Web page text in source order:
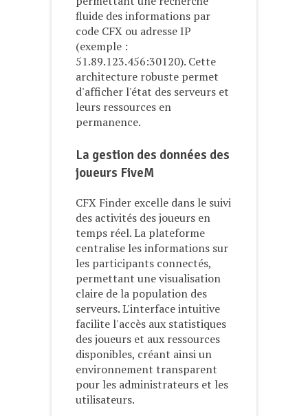
fluide des informations par
code CFX ou adresse IP
(exemple :
51.89.123.456:30120). Cette
architecture robuste permet
d'afficher l'état des serveurs et
leurs ressources en
permanence.
La gestion des données des
joueurs FiveM
CFX Finder excelle dans le suivi
des activités des joueurs en
temps réel. La plateforme
centralise les informations sur
les participants connectés,
permettant une visualisation
claire de la population des
serveurs. L'interface intuitive
facilite l'accès aux statistiques
des joueurs et aux ressources
disponibles, créant ainsi un
environnement transparent
pour les administrateurs et les
utilisateurs.